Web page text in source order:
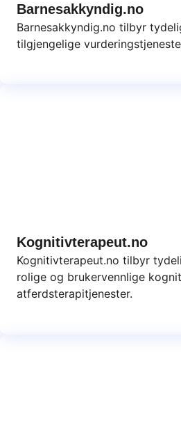
Barnesakkyndig.no
Barnesakkyndig.no tilbyr
tilgjengelige
Kognitivterapeut.no
Kognitivterapeut.no tilbyr
rolige og brukervennlige
atferdsterapitjenester.